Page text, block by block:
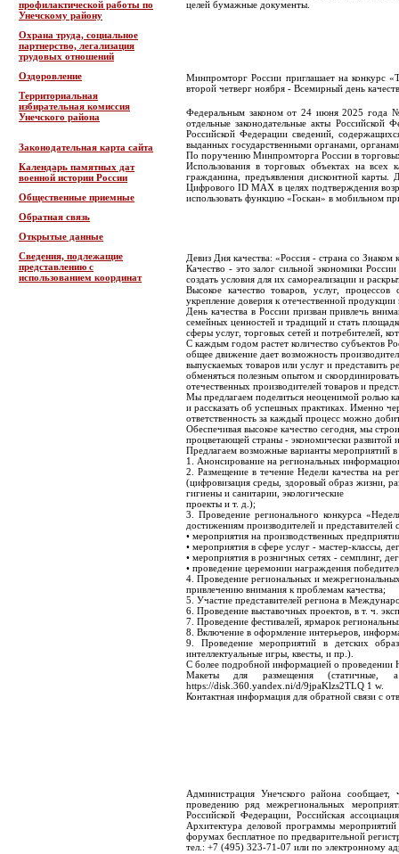
профилактической работы по
Унечскому району
Охрана труда, социальное
партнерство, легализация
трудовых отношений
Оздоровление
Территориальная
избирательная комиссия
Унечского района
Законодательная карта сайта
Календарь памятных дат
военной истории России
Общественные приемные
Обратная связь
Открытые данные
Сведения, подлежащие
представлению с
использованием координат
целей бумажные документы.
Минпромторг России приглашает на конкурс
второй четверг ноября - Всемирный день
Федеральным законом от 24 июня 2025 года
отдельные законодательные акты
Российской Федерации сведений,
выданных государственными органами,
По поручению Минпромторга России в
Использования в торговых объектах на всех
гражданина, предъявления дисконтной
Цифрового ID MAX в целях подтверждения
использовать функцию «Госкан» в мобильном
Девиз Дня качества: «Россия - страна со Знаком
Качество - это залог сильной экономики
создать условия для их самореализации и
Высокое качество товаров, услуг,
укрепление доверия к отечественной
День качества в России призван привлечь
семейных ценностей и традиций и стать
сферы услуг, торговых сетей и потребителей,
С каждым годом растет количество субъектов
общее движение дает возможность
выпускаемых товаров или услуг и представить
обменяться полезным опытом и
отечественных производителей товаров и
Мы предлагаем поделиться неоценимой ролью
и рассказать об успешных практиках. Именно
ответственность за каждый процесс можно
Обеспечивая высокое качество сегодня, мы
процветающей страны - экономически развитой
Предлагаем возможные варианты мероприятий
1. Анонсирование на региональных
2. Размещение в течение Недели качества на
(цифровизация среды, здоровый образ жизни,
гигиены и санитарии, экологические
проекты и т. д.);
3. Проведение регионального конкурса
достижениям производителей и
• мероприятия на производственных
• мероприятия в сфере услуг - мастер-классы,
• мероприятия в розничных сетях - семплинг,
• проведение церемонии награждения
4. Проведение региональных и
привлечению внимания к проблемам качества;
5. Участие представителей региона в
6. Проведение выставочных проектов, в т. ч.
7. Проведение фестивалей, ярмарок
8. Включение в оформление интерьеров,
9. Проведение мероприятий в детских
интеллектуальные игры, квесты, и пр.).
С более подробной информацией о проведении
Макеты для размещения
https://disk.360.yandex.ni/d/9jpaKlzs2TLQ 1 w.
Контактная информация для обратной связи с
Администрация Унечского района
проведению ряд межрегиональных
Российской Федерации, Российская
Архитектура деловой программы
форумах бесплатное по предварительной
тел.: +7 (495) 323-71-07 или по электронному